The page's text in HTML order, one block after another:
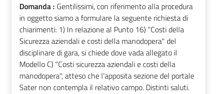
Domanda : Gentilissimi, con riferimento alla procedura
in oggetto siamo a formulare la seguente richiesta di
chiarimenti: 1) In relazione al Punto 16) "Costi della
Sicurezza aziendali e costi della manodopera" del
disciplinare di gara, si chiede dove vada allegato il
Modello C) "Costi sicurezza aziendali e costi della
manodopera", atteso che l'apposita sezione del portale
Sater non contempla il relativo campo. Distinti saluti.